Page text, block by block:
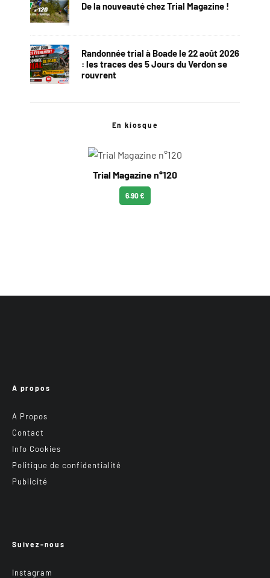
De la nouveauté chez Trial Magazine !
Randonnée trial à Boade le 22 août 2026
: les traces des 5 Jours du Verdon se
rouvrent
En kiosque
Trial Magazine n°120
6.90 €
A propos
A Propos
Contact
Info Cookies
Politique de confidentialité
Publicité
Suivez-nous
Instagram